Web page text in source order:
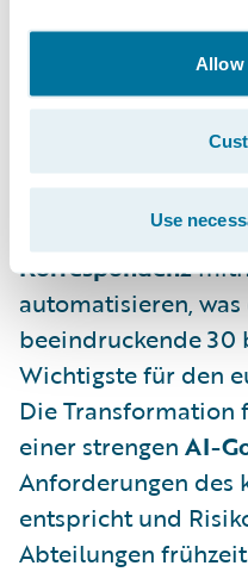
Allow
Use
Automatisierung
wählten einen
KI-
Der Erfolg spricht
50% der
Korrespondenz
automatisieren,
beeindruckende 30
Wichtigste für den
Die Transformation
einer strengen AI-
Anforderungen des
entspricht und
Abteilungen